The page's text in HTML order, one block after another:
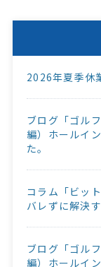
2026年夏季休
ブログ「ゴル
編）ホールイ
た。
コラム「ビッ
バレずに解決
ブログ「ゴル
編）ホールイ